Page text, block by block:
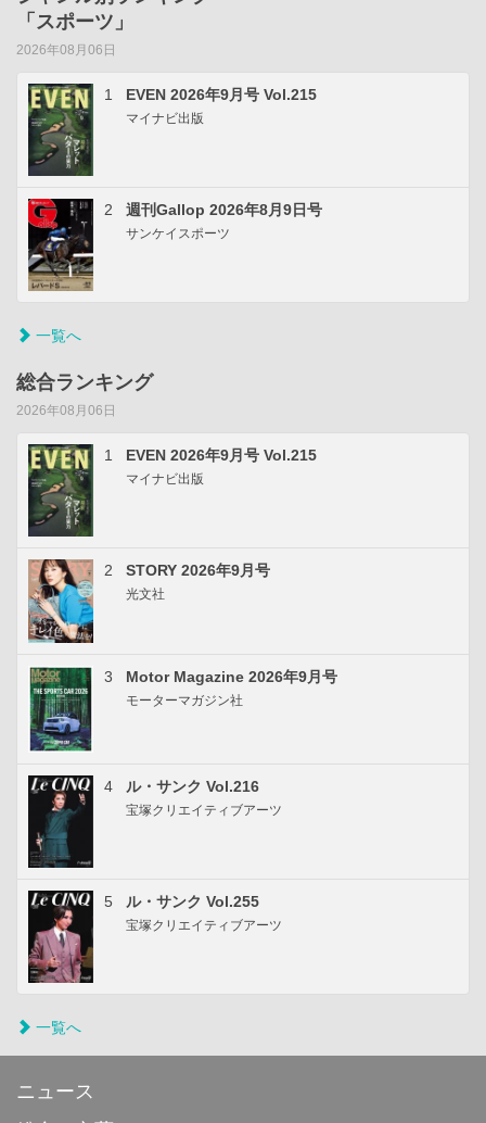
「スポーツ」
2026年08月06日
1 EVEN 2026年9月号 Vol.215
マイナビ出版
2 週刊Gallop 2026年8月9日号
サンケイスポーツ
一覧へ
総合ランキング
2026年08月06日
1 EVEN 2026年9月号 Vol.215
マイナビ出版
2 STORY 2026年9月号
光文社
3 Motor Magazine 2026年9月号
モーターマガジン社
4 ル・サンク Vol.216
宝塚クリエイティブアーツ
5 ル・サンク Vol.255
宝塚クリエイティブアーツ
一覧へ
ニュース